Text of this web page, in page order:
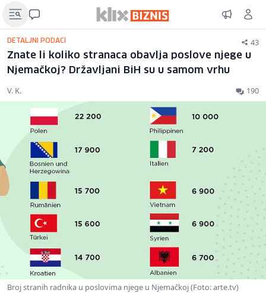
DETALJNI PODACI 43
Znate li koliko stranaca obavlja poslove njege u
Njemačkoj? Državljani BiH su u samom vrhu
V. K. 190
Broj stranih radnika u poslovima njege u Njemačkoj (Foto: arte.tv)